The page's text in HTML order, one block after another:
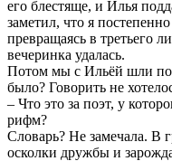
его блестяще, и Илья
заметил, что я постепенно
превращаясь в третьего
вечеринка удалась.
Потом мы с Ильёй шли
было? Говорить не
‒ Что это за поэт, у
рифм?
Словарь? Не замечала. В
осколки дружбы и